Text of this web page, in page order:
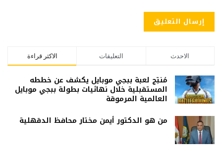
الاكثر قراءة التعليقات الاحدث
مُنتِج لعبة ببجي موبايل يكشف عن خططه
المستقبلية خلال نهائيات بطولة ببجي موبايل
العالمية المرموقة
من هو الدكتور أيمن مختار محافظ الدقهلية